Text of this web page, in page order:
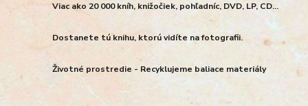
Viac ako 20 000 kníh, knižočiek, pohľadníc, DVD, LP, CD...
Dostanete tú knihu, ktorú vidíte na fotografii.
Životné prostredie - Recyklujeme baliace materiály